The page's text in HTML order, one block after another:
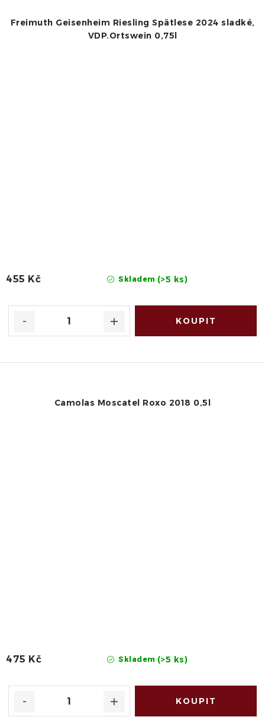
Freimuth Geisenheim Riesling Spätlese 2024 sladké,
VDP.Ortswein 0,75l
Skladem (>5 ks)
455 Kč
Camolas Moscatel Roxo 2018 0,5l
Skladem (>5 ks)
475 Kč